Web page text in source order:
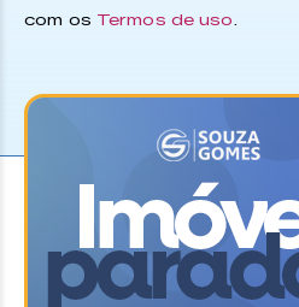
com os Termos de uso.